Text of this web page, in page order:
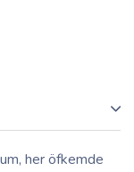
her öfkemde